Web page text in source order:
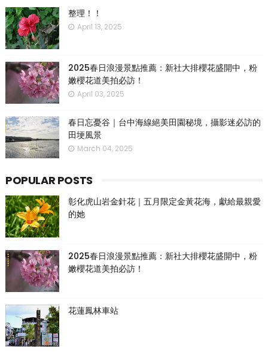
整理！！
April 13, 2025
2025春日浪漫景點推薦：新社大排櫻花盛開中，粉
嫩櫻花道美拍必訪！
April 03, 2025
春日忘憂谷｜台中海線絕美田園秘境，攝影迷必訪的
田埂風景
March 04, 2025
POPULAR POSTS
彰化虎山岩金針花｜五月限定金黃花海，獻給最親愛
的她
2025春日浪漫景點推薦：新社大排櫻花盛開中，粉
嫩櫻花道美拍必訪！
花蓮鳳林車站